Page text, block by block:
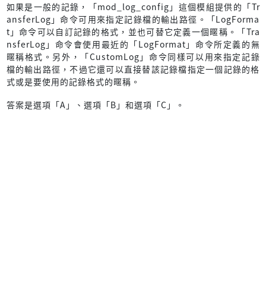
如果是一般的記錄，「mod_log_config」這個模組提供的「Tr
ansferLog」命令可用來指定記錄檔的輸出路徑。「LogForma
t」命令可以自訂記錄的格式，並也可替它定義一個暱稱。「Tra
nsferLog」命令會使用最近的「LogFormat」命令所定義的無
暱稱格式。另外，「CustomLog」命令同樣可以用來指定記錄
檔的輸出路徑，不過它還可以直接替該記錄檔指定一個記錄的格
式或是要使用的記錄格式的暱稱。
答案是選項「A」、選項「B」和選項「C」。